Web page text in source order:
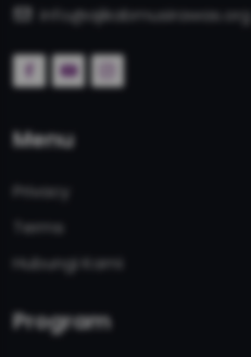
info@ajikabmusirawas.org
Menu
Privacy
Terms
Hubungi Kami
Program